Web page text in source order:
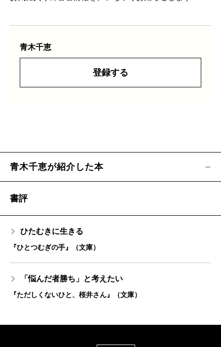
青木千恵
登録する
青木千恵が紹介した本
書評
ひたむきに生きる
『ひとつむぎの手』（文庫）
「悩んだ者勝ち」と考えたい
『ただしくないひと、桜井さん』（文庫）